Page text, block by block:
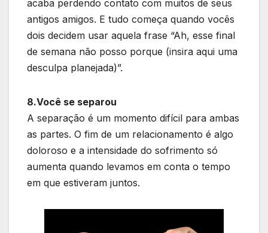
acaba perdendo contato com muitos de seus
antigos amigos. E tudo começa quando vocês
dois decidem usar aquela frase “Ah, esse final
de semana não posso porque (insira aqui uma
desculpa planejada)”.
8.Você se separou
A separação é um momento difícil para ambas
as partes. O fim de um relacionamento é algo
doloroso e a intensidade do sofrimento só
aumenta quando levamos em conta o tempo
em que estiveram juntos.